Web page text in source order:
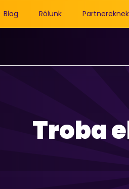
Blog Rólunk Partnereknek
Troba